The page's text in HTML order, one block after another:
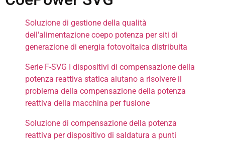
Soluzione di gestione della qualità
dell'alimentazione coepo potenza per siti di
generazione di energia fotovoltaica distribuita
Serie F-SVG I dispositivi di compensazione della
potenza reattiva statica aiutano a risolvere il
problema della compensazione della potenza
reattiva della macchina per fusione
Soluzione di compensazione della potenza
reattiva per dispositivo di saldatura a punti